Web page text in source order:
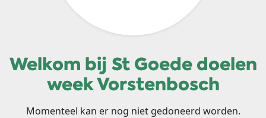
Welkom bij St Goede doelen
week Vorstenbosch
Momenteel kan er nog niet gedoneerd worden.